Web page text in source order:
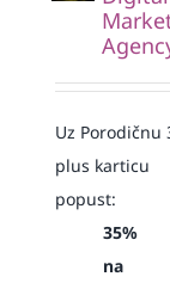
Uz Porodičnu
plus karticu
popust:
35%
na